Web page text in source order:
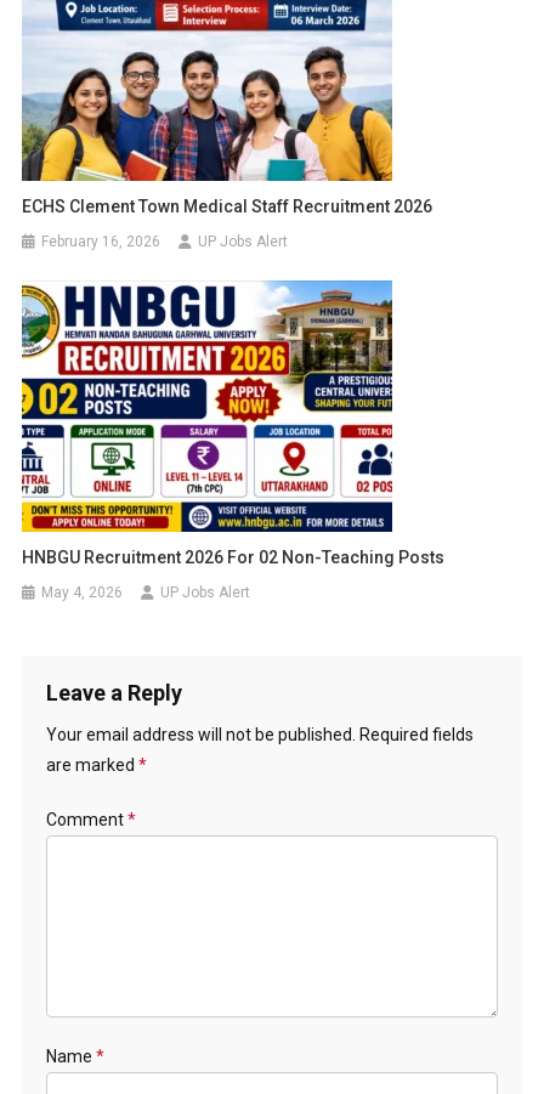
ECHS Clement Town Medical Staff Recruitment 2026
February 16, 2026 UP Jobs Alert
HNBGU Recruitment 2026 For 02 Non-Teaching Posts
May 4, 2026 UP Jobs Alert
Leave a Reply
Your email address will not be published. Required fields
are marked *
Comment*
Name *